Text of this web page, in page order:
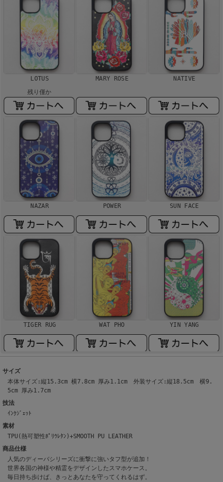
LOTUS
残り僅か
MARY ROSE NATIVE
NAZAR POWER SUN FACE
TIGER RUG WAT PHO YIN YANG
サイズ
本体サイズ:縦15.3cm 横7.8cm 厚み1.1cm 外装サイズ:縦18.5cm 横9.
5cm 厚み1.7cm
技法
ｲﾝｸｼﾞｪｯﾄ
素材
TPU(熱可塑性ﾎﾟﾘｳﾚﾀﾝ)+SMOOTH PU LEATHER
商品仕様
人気のディーバシリーズに衝撃に強いタフ型が追加！
世界各国の神様や精霊をデザインしたスマホケース。
毎日持ち歩けば、きっとあなたを守ってくれるはず。